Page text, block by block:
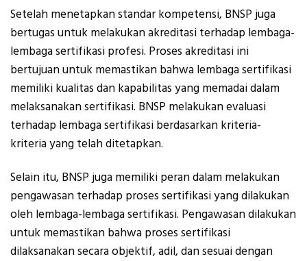
Setelah menetapkan standar kompetensi, BNSP juga
bertugas untuk melakukan akreditasi terhadap lembaga-
lembaga sertifikasi profesi. Proses akreditasi ini
bertujuan untuk memastikan bahwa lembaga sertifikasi
memiliki kualitas dan kapabilitas yang memadai dalam
melaksanakan sertifikasi. BNSP melakukan evaluasi
terhadap lembaga sertifikasi berdasarkan kriteria-
kriteria yang telah ditetapkan.
Selain itu, BNSP juga memiliki peran dalam melakukan
pengawasan terhadap proses sertifikasi yang dilakukan
oleh lembaga-lembaga sertifikasi. Pengawasan dilakukan
untuk memastikan bahwa proses sertifikasi
dilaksanakan secara objektif, adil, dan sesuai dengan